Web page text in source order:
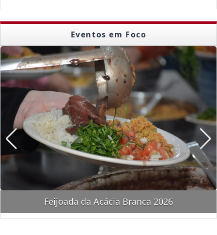
Eventos em Foco
Feijoada da Acácia Branca 2026